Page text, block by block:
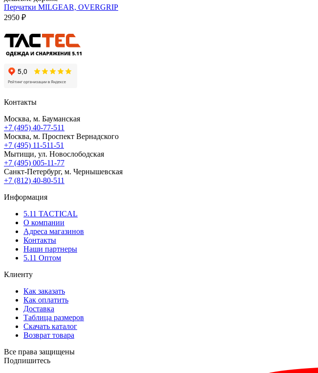
Перчатки MILGEAR, OVERGRIP
2950 ₽
Контакты
Москва, м. Бауманская
+7 (495) 40-77-511
Москва, м. Проспект Вернадского
+7 (495) 11-511-51
Мытищи, ул. Новослободская
+7 (495) 005-11-77
Санкт-Петербург, м. Чернышевская
+7 (812) 40-80-511
Информация
5.11 TACTICAL
О компании
Адреса магазинов
Контакты
Наши партнеры
5.11 Оптом
Клиенту
Как заказать
Как оплатить
Доставка
Таблица размеров
Скачать каталог
Возврат товара
Все права защищены
Подпишитесь